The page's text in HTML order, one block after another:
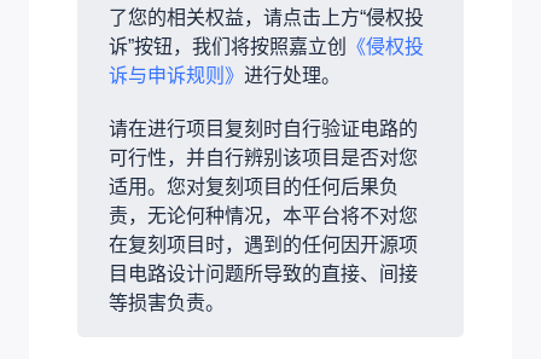
了您的相关权益，请点击上方“侵权投
诉”按钮，我们将按照嘉立创
《侵权投
诉与申诉规则》 进行处理。
请在进行项目复刻时自行验证电路的
可行性，并自行辨别该项目是否对您
适用。您对复刻项目的任何后果负
责，无论何种情况，本平台将不对您
在复刻项目时，遇到的任何因开源项
目电路设计问题所导致的直接、间接
等损害负责。